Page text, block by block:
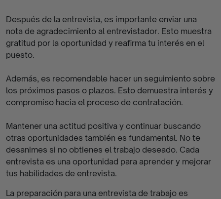
Después de la entrevista, es importante enviar una
nota de agradecimiento al entrevistador. Esto muestra
gratitud por la oportunidad y reafirma tu interés en el
puesto.
Además, es recomendable hacer un seguimiento sobre
los próximos pasos o plazos. Esto demuestra interés y
compromiso hacia el proceso de contratación.
Mantener una actitud positiva y continuar buscando
otras oportunidades también es fundamental. No te
desanimes si no obtienes el trabajo deseado. Cada
entrevista es una oportunidad para aprender y mejorar
tus habilidades de entrevista.
La preparación para una entrevista de trabajo es